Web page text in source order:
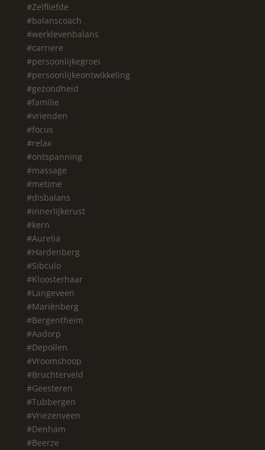
#Zelfliefde
#balanscoach
#werklevenbalans
#carriere
#persoonlijkegroei
#persoonlijkeontwikkeling
#gezondheid
#familie
#vrienden
#focus
#relax
#ontspanning
#massage
#metime
#disbalans
#innerlijkerust
#kern
#Aurelia
#Hardenberg
#Sibculo
#Kloosterhaar
#Langeveen
#Mariënberg
#Bergentheim
#Aadorp
#Depollen
#Vroomshoop
#Bruchterveld
#Geesteren
#Tubbergen
#Vriezenveen
#Denham
#Beerze